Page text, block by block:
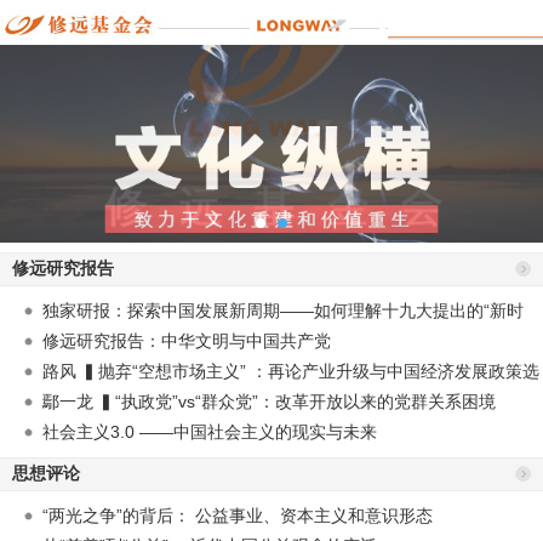
修远研究报告
独家研报：探索中国发展新周期——如何理解十九大提出的“新时
代”？
修远研究报告：中华文明与中国共产党
路风 ▍抛弃“空想市场主义” ：再论产业升级与中国经济发展政策选
择
鄢一龙 ▍“执政党”vs“群众党”：改革开放以来的党群关系困境
社会主义3.0 ——中国社会主义的现实与未来
思想评论
“两光之争”的背后： 公益事业、资本主义和意识形态